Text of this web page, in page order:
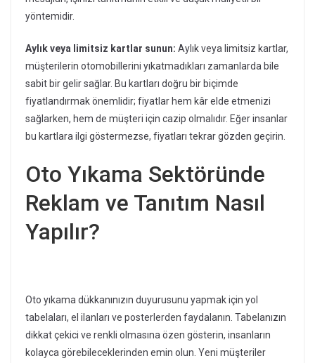
yöntemidir.
Aylık veya limitsiz kartlar sunun: Aylık veya limitsiz kartlar,
müşterilerin otomobillerini yıkatmadıkları zamanlarda bile
sabit bir gelir sağlar. Bu kartları doğru bir biçimde
fiyatlandırmak önemlidir; fiyatlar hem kâr elde etmenizi
sağlarken, hem de müşteri için cazip olmalıdır. Eğer insanlar
bu kartlara ilgi göstermezse, fiyatları tekrar gözden geçirin.
Oto Yıkama Sektöründe
Reklam ve Tanıtım Nasıl
Yapılır?
Oto yıkama dükkanınızın duyurusunu yapmak için yol
tabelaları, el ilanları ve posterlerden faydalanın. Tabelanızın
dikkat çekici ve renkli olmasına özen gösterin, insanların
kolayca görebileceklerinden emin olun. Yeni müşteriler